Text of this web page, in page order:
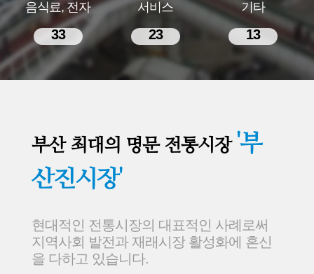
음식료, 전자
33
서비스
23
기타
13
부산 최대의 명문 전통시장 '부
산진시장'
현대적인 전통시장의 대표적인 사례로써
지역사회 발전과 재래시장 활성화에 혼신
을 다하고 있습니다.